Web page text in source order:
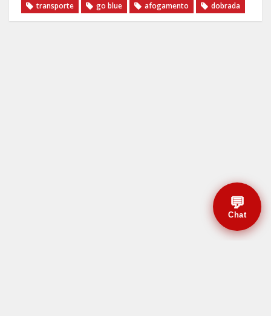
transporte
go blue afogamento dobrada
💬
Chat